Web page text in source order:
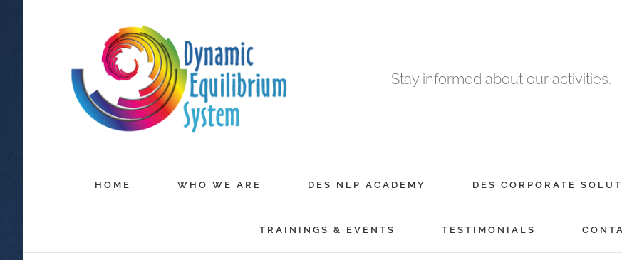
Stay informed about our activities.
HOME WHO WE ARE DES NLP ACADEMY DES CORPORATE
TRAININGS & EVENTS TESTIMONIALS